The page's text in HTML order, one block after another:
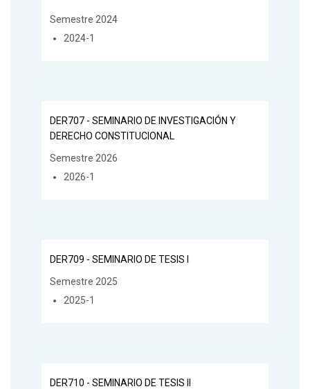
Semestre 2024
2024-1
DER707 - SEMINARIO DE INVESTIGACIÓN Y
DERECHO CONSTITUCIONAL
Semestre 2026
2026-1
DER709 - SEMINARIO DE TESIS I
Semestre 2025
2025-1
DER710 - SEMINARIO DE TESIS II